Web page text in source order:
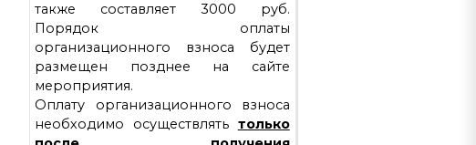
также составляет 3000 руб.
Порядок оплаты
организационного взноса будет
размещен позднее на сайте
мероприятия.
Оплату организационного взноса
необходимо осуществлять только